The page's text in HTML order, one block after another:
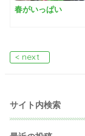
春がいっぱい
< next
サイト内検索